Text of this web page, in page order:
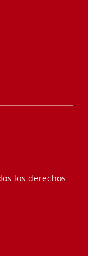
los derechos